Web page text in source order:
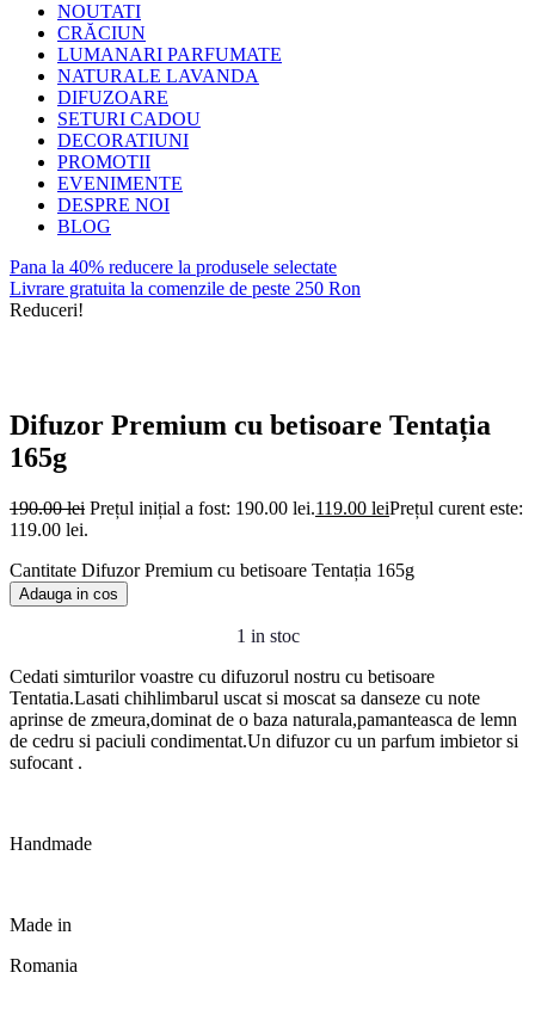
NOUTATI
CRĂCIUN
LUMANARI PARFUMATE
NATURALE LAVANDA
DIFUZOARE
SETURI CADOU
DECORATIUNI
PROMOTII
EVENIMENTE
DESPRE NOI
BLOG
Pana la 40% reducere la produsele selectate
Livrare gratuita la comenzile de peste 250 Ron
Reduceri!
Difuzor Premium cu betisoare Tentația
165g
190.00lei Prețul inițial a fost: 190.00 lei.119.00 leiPrețul curent este:
119.00 lei.
Cantitate Difuzor Premium cu betisoare Tentația 165g
Adauga in cos
1 in stoc
Cedati simturilor voastre cu difuzorul nostru cu betisoare
Tentatia.Lasati chihlimbarul uscat si moscat sa danseze cu note
aprinse de zmeura,dominat de o baza naturala,pamanteasca de lemn
de cedru si paciuli condimentat.Un difuzor cu un parfum imbietor si
sufocant .
Handmade
Made in
Romania